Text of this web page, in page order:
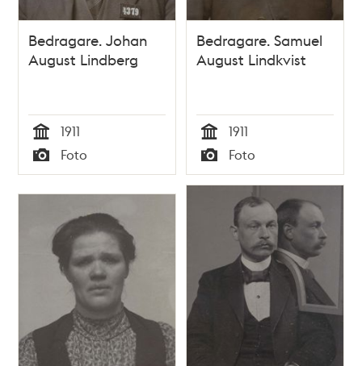
Bedragare. Johan
August Lindberg
Tid
1911
Typ
Foto
Bedragare. Samuel
August Lindkvist
Tid
1911
Typ
Foto